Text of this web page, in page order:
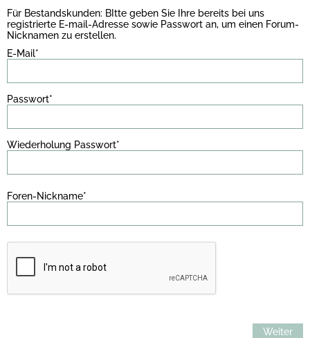
Für Bestandskunden: BItte geben Sie Ihre bereits bei uns
registrierte E-mail-Adresse sowie Passwort an, um einen Forum-
Nicknamen zu erstellen.
E-Mail*
Passwort*
Wiederholung Passwort*
Foren-Nickname*
Weiter